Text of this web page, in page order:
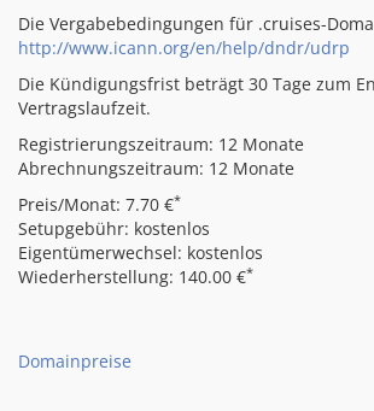
Die Vergabebedingungen für .cruises-
http://www.icann.org/en/help/dndr/udrp
Die Kündigungsfrist beträgt 30 Tage zum
Vertragslaufzeit.
Registrierungszeitraum: 12 Monate
Abrechnungszeitraum: 12 Monate
Preis/Monat: 7.70 €*
Setupgebühr: kostenlos
Eigentümerwechsel: kostenlos
Wiederherstellung: 140.00 €*
Domainpreise